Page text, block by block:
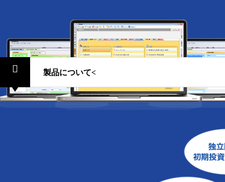
ＩＣＳ ATOMⅡ
製品について<
会計にまつわる様々なニーズに応じて、ソフトウェアを自由に
ったカスタマイズができるだけでなく、不要なソフトウェアを